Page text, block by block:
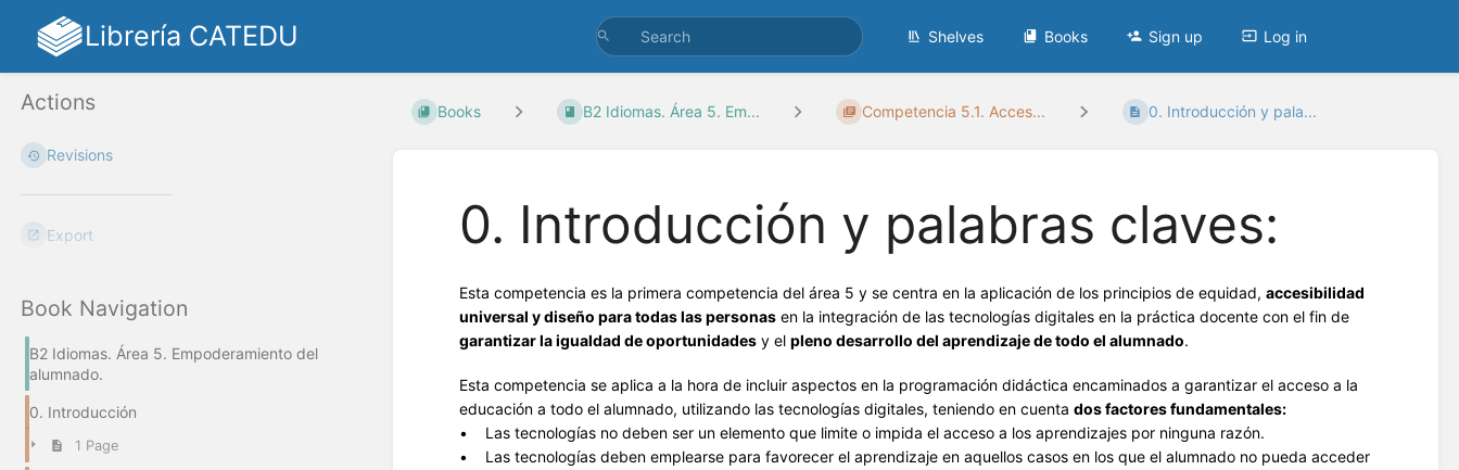
Librería CATEDU Shelves Books Sign up Log in
Actions
Revisions
Export
Book Navigation
B2 Idiomas. Área 5. Empoderamiento del
alumnado.
0. Introducción
1 Page
Books B2 Idiomas. Área 5. Em... Competencia 5.1. Acces... 0. Introducción y pala...
0. Introducción y palabras claves:
Esta competencia es la primera competencia del área 5 y se centra en la aplicación de los principios de equidad,accesibilidad
universal y diseño para todas las personas en la integración de las tecnologías digitales en la práctica docente con el fin de
garantizar la igualdad de oportunidades y elpleno desarrollo del aprendizaje de todo el alumnado.
Esta competencia se aplica a la hora de incluir aspectos en la programación didáctica encaminados a garantizar el acceso a la
educación a todo el alumnado, utilizando las tecnologías digitales, teniendo en cuentados factores fundamentales:
• Las tecnologías no deben ser un elemento que limite o impida el acceso a los aprendizajes por ninguna razón.
• Las tecnologías deben emplearse para favorecer el aprendizaje en aquellos casos en los que el alumnado no pueda acceder